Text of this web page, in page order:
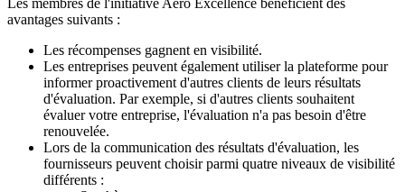
Les membres de l'initiative Aero Excellence bénéficient des
avantages suivants :
Les récompenses gagnent en visibilité.
Les entreprises peuvent également utiliser la plateforme pour
informer proactivement d'autres clients de leurs résultats
d'évaluation. Par exemple, si d'autres clients souhaitent
évaluer votre entreprise, l'évaluation n'a pas besoin d'être
renouvelée.
Lors de la communication des résultats d'évaluation, les
fournisseurs peuvent choisir parmi quatre niveaux de visibilité
différents :